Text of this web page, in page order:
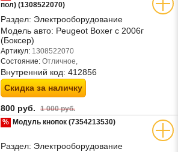
пол) (1308522070)
Раздел: Электрооборудование
Модель авто: Peugeot Boxer с 2006г
(Боксер)
Артикул: 1308522070
Состояние: Отличное,
Внутренний код: 412856
Скидка за наличку
800 руб. 1 000 руб.
% Модуль кнопок (7354213530)
Раздел: Электрооборудование